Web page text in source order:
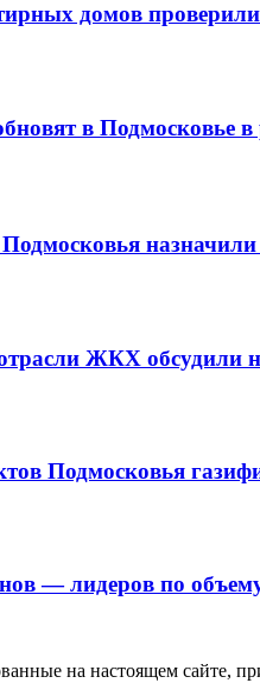
домов проверили
в Подмосковье в
ЖКХ обсудили
Подмосковья
— лидеров по
на настоящем